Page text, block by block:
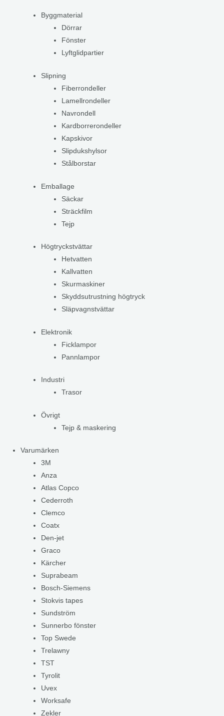
Byggmaterial
Dörrar
Fönster
Lyftglidpartier
Slipning
Fiberrondeller
Lamellrondeller
Navrondell
Kardborrerondeller
Kapskivor
Slipdukshylsor
Stålborstar
Emballage
Säckar
Sträckfilm
Tejp
Högtryckstvättar
Hetvatten
Kallvatten
Skurmaskiner
Skyddsutrustning högtryck
Släpvagnstvättar
Elektronik
Ficklampor
Pannlampor
Industri
Trasor
Övrigt
Tejp & maskering
Varumärken
3M
Anza
Atlas Copco
Cederroth
Clemco
Coatx
Den-jet
Graco
Kärcher
Suprabeam
Bosch-Siemens
Stokvis tapes
Sundström
Sunnerbo fönster
Top Swede
Trelawny
TST
Tyrolit
Uvex
Worksafe
Zekler